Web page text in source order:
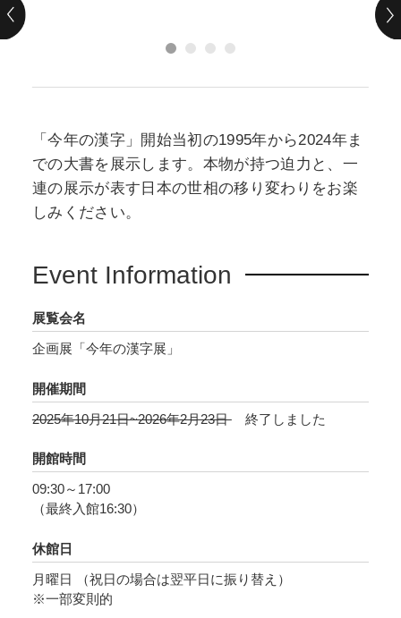
「今年の漢字」開始当初の1995年から2024年ま
での大書を展示します。本物が持つ迫力と、一
連の展示が表す日本の世相の移り変わりをお楽
しみください。
Event Information
展覧会名
企画展「今年の漢字展」
開催期間
2025年10月21日~2026年2月23日
終了しました
開館時間
09:30～17:00
（最終入館16:30）
休館日
月曜日 （祝日の場合は翌平日に振り替え）
※一部変則的